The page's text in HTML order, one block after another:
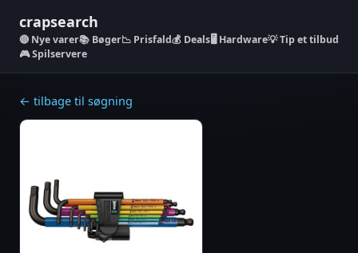
crapsearch
Nye varer📚 Bøger📉 Prisfald💰 Deals🖥️ Hardware💡 Tip et tilbud
🎮 Spilservere
← tilbage til søgning